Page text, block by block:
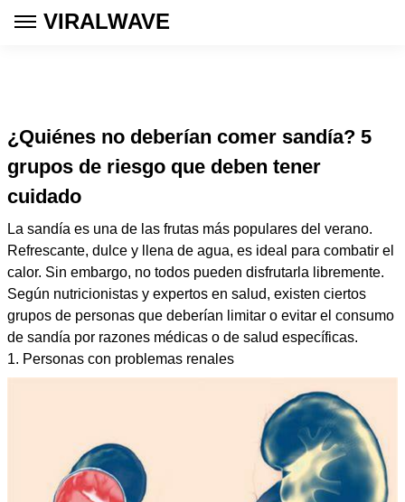
VIRALWAVE
¿Quiénes no deberían comer sandía? 5
grupos de riesgo que deben tener
cuidado
La sandía es una de las frutas más populares del verano.
Refrescante, dulce y llena de agua, es ideal para combatir el
calor. Sin embargo, no todos pueden disfrutarla libremente.
Según nutricionistas y expertos en salud, existen ciertos
grupos de personas que deberían limitar o evitar el consumo
de sandía por razones médicas o de salud específicas.
1. Personas con problemas renales